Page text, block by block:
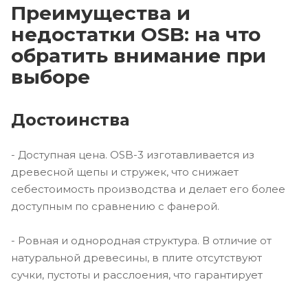
Преимущества и
недостатки OSB: на что
обратить внимание при
выборе
Достоинства
- Доступная цена. OSB-3 изготавливается из
древесной щепы и стружек, что снижает
себестоимость производства и делает его более
доступным по сравнению с фанерой.
- Ровная и однородная структура. В отличие от
натуральной древесины, в плите отсутствуют
сучки, пустоты и расслоения, что гарантирует